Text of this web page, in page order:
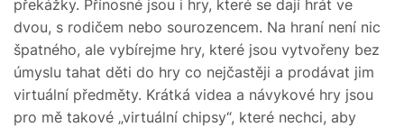
překážky. Přínosné jsou i hry, které se dají hrát ve
dvou, s rodičem nebo sourozencem. Na hraní není nic
špatného, ale vybírejme hry, které jsou vytvořeny bez
úmyslu tahat děti do hry co nejčastěji a prodávat jim
virtuální předměty. Krátká videa a návykové hry jsou
pro mě takové „virtuální chipsy“, které nechci, aby